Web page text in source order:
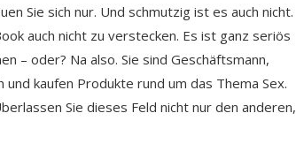
Sie sich nur. Und schmutzig ist es auch nicht.
auch nicht zu verstecken. Es ist ganz seriös
– oder? Na also. Sie sind Geschäftsmann,
kaufen Produkte rund um das Thema Sex.
Sie dieses Feld nicht nur den anderen,